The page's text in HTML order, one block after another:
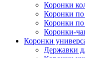
Коронки
Коронки
Коронки
Коронки-
Коронки
Державки